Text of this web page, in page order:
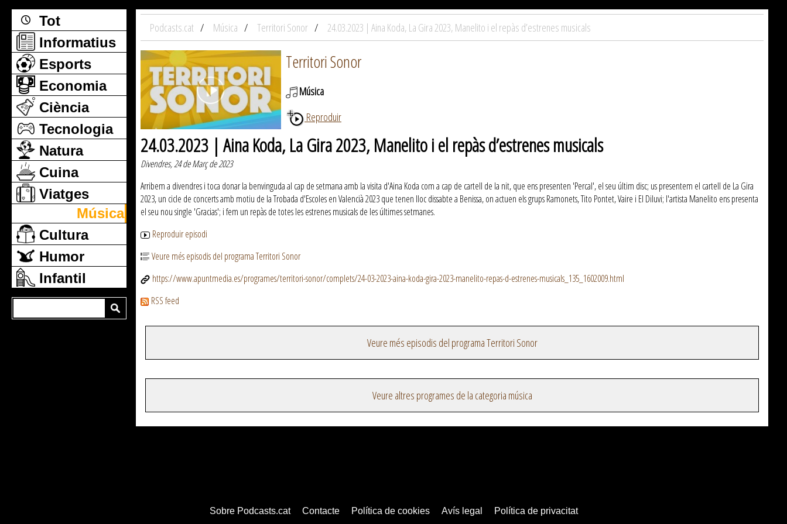
Tot
Informatius
Esports
Economia
Ciència
Tecnologia
Natura
Cuina
Viatges
Música
Cultura
Humor
Infantil
Podcasts.cat Música Territori Sonor 24.03.2023 | Aina Koda, La Gira 2023, Manelito i el repàs d’estrenes musicals
Territori Sonor
Música
Reproduir
24.03.2023 | Aina Koda, La Gira 2023, Manelito i el repàs d’estrenes musicals
Divendres, 24 de Març de 2023
Arribem a divendres i toca donar la benvinguda al cap de setmana amb la visita d'Aina Koda com a cap de cartell de la nit, que ens presenten 'Percal', el seu últim disc; us presentem el cartell de La Gira
2023, un cicle de concerts amb motiu de la Trobada d'Escoles en Valencià 2023 que tenen lloc dissabte a Benissa, on actuen els grups Ramonets, Tito Pontet, Vaire i El Diluvi; l'artista Manelito ens presenta
el seu nou single 'Gracias'; i fem un repàs de totes les estrenes musicals de les últimes setmanes.
Reproduir episodi
Veure més episodis del programa Territori Sonor
https://www.apuntmedia.es/programes/territori-sonor/complets/24-03-2023-aina-koda-gira-2023-manelito-repas-d-estrenes-musicals_135_1602009.html
RSS feed
Veure més episodis del programa Territori Sonor
Veure altres programes de la categoria música
Sobre Podcasts.cat Contacte Política de cookies Avís legal Política de privacitat